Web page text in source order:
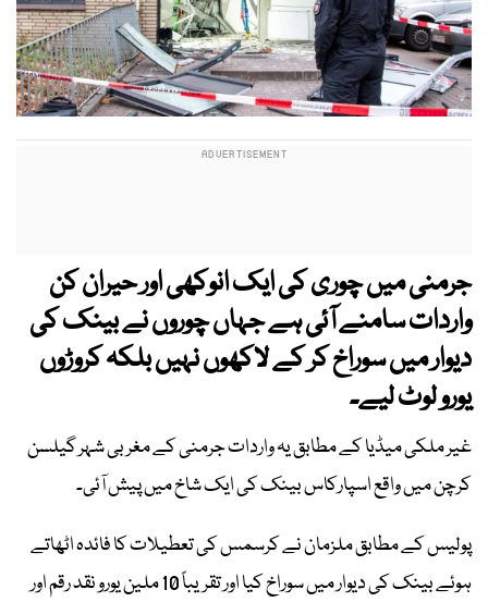
جرمنی میں چوری کی ایک انوکھی اور حیران کن
واردات سامنے آئی ہے جہاں چوروں نے بینک کی
دیوار میں سوراخ کر کے لاکھوں نہیں بلکہ کروڑوں
یورو لوٹ لیے۔
غیر ملکی میڈیا کے مطابق یہ واردات جرمنی کے مغربی شہر گیلسن
کرچن میں واقع اسپارکاس بینک کی ایک شاخ میں پیش آئی۔
پولیس کے مطابق ملزمان نے کرسمس کی تعطیلات کا فائدہ اٹھاتے
ہوئے بینک کی دیوار میں سوراخ کیا اور تقریباً 10 ملین یورو نقد رقم اور